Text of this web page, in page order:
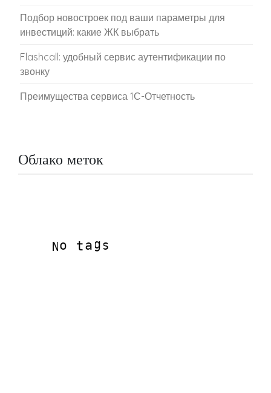
Подбор новостроек под ваши параметры для
инвестиций: какие ЖК выбрать
Flashcall: удобный сервис аутентификации по
звонку
Преимущества сервиса 1С-Отчетность
Облако меток